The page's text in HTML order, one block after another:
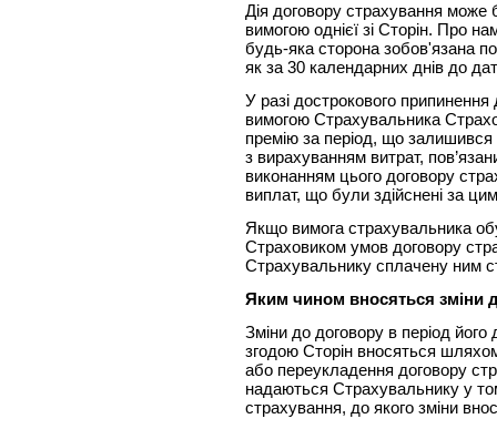
Дія договору страхування може
вимогою однієї зі Сторін. Про
будь-яка сторона зобов'язана
як за 30 календарних днів до
У разі дострокового припинення
вимогою Страхувальника
премію за період, що залишився
з вирахуванням витрат,
виконанням цього договору
виплат, що були здійснені за
Якщо вимога страхувальника
Страховиком умов договору
Страхувальнику сплачену ним
Яким чином вносяться зміни
Зміни до договору в період його
згодою Сторін вносяться
або переукладення договору
надаються Страхувальнику у
страхування, до якого зміни